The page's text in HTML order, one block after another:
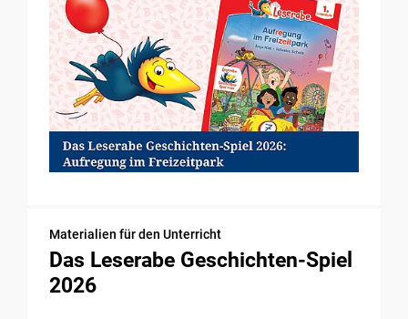
Materialien für den Unterricht
Das Leserabe Geschichten-Spiel
2026